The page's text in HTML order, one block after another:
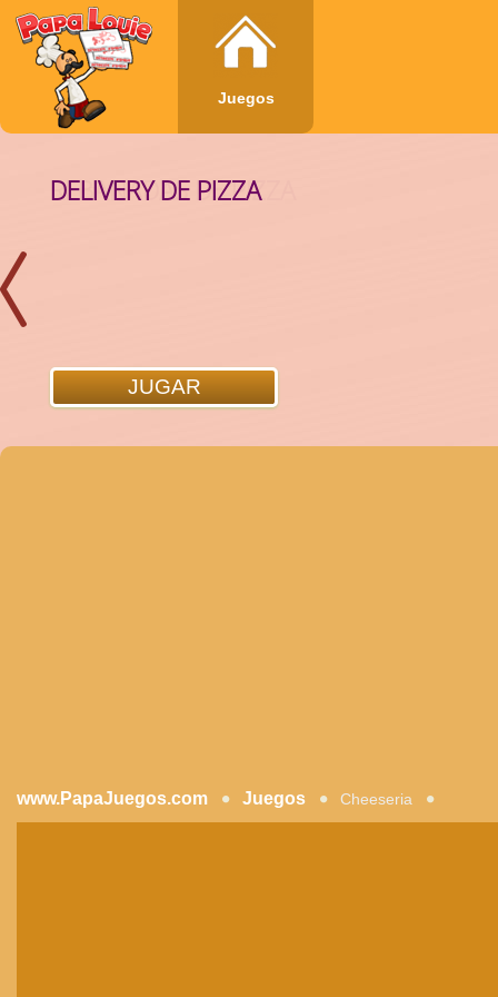
Juegos
DELIVERY DE PIZZA
JUGAR
REBANADAS DE PIZZA
JUGAR
www.PapaJuegos.com Juegos Cheeseria